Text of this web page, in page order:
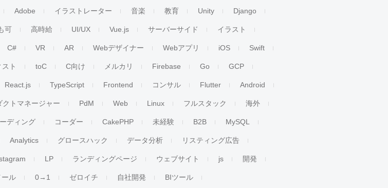
Adobe イラストレーター 音楽 教育 Unity Django
可 高時給 UI/UX Vue.js サーバーサイド イラスト
C# VR AR Webデザイナー Webアプリ iOS Swift
ト toC C向け メルカリ Firebase Go GCP
React.js TypeScript Frontend コンサル Flutter Android
クトマネージャー PdM Web Linux フルスタック 海外
ディング コーダー CakePHP 未経験 B2B MySQL
Analytics グロースハック データ分析 リスティング広告
LP ランディングページ ウェブサイト js 開発
ール 0→1 ゼロイチ 自社開発 BIツール